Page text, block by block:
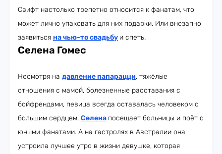
Свифт настолько трепетно относится к фанатам, что
может лично упаковать для них подарки. Или внезапно
заявиться на чью-то свадьбу и спеть.
Селена Гомес
Несмотря на давление папарацци, тяжёлые
отношения с мамой, болезненные расставания с
бойфрендами, певица всегда оставалась человеком с
большим сердцем. Селена посещает больницы и поёт с
юными фанатами. А на гастролях в Австралии она
устроила лучшее утро в жизни девушке, которая